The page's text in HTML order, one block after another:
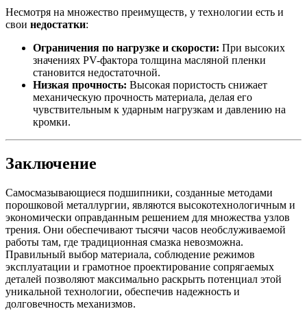
Несмотря на множество преимуществ, у технологии есть и
свои недостатки:
Ограничения по нагрузке и скорости: При высоких
значениях PV-фактора толщина масляной пленки
становится недостаточной.
Низкая прочность: Высокая пористость снижает
механическую прочность материала, делая его
чувствительным к ударным нагрузкам и давлению на
кромки.
Заключение
Самосмазывающиеся подшипники, созданные методами
порошковой металлургии, являются высокотехнологичным и
экономически оправданным решением для множества узлов
трения. Они обеспечивают тысячи часов необслуживаемой
работы там, где традиционная смазка невозможна.
Правильный выбор материала, соблюдение режимов
эксплуатации и грамотное проектирование сопрягаемых
деталей позволяют максимально раскрыть потенциал этой
уникальной технологии, обеспечив надежность и
долговечность механизмов.